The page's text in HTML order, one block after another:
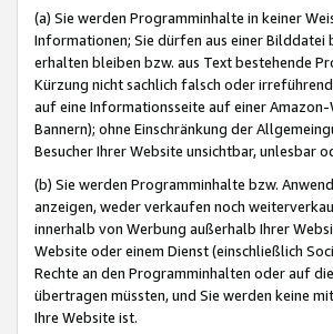
(a) Sie werden Programminhalte in keiner
Informationen; Sie dürfen aus einer Bilddatei
erhalten bleiben bzw. aus Text bestehende
Kürzung nicht sachlich falsch oder
auf eine Informationsseite auf einer
Bannern); ohne Einschränkung der
Besucher Ihrer Website unsichtbar, unlesbar
(b) Sie werden Programminhalte bzw.
anzeigen, weder verkaufen noch
innerhalb von Werbung außerhalb Ihrer
Website oder einem Dienst (einschließlich
Rechte an den Programminhalten oder auf
übertragen müssten, und Sie werden keine
Ihre Website ist.